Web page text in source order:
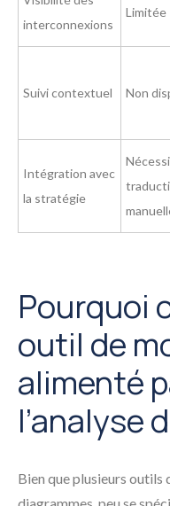
interconnexions
Limitée
Suivi contextuel Non
Intégration avec
la stratégie
Pourquoi
outil de
alimenté
l’analyse
Bien que plusieurs outils